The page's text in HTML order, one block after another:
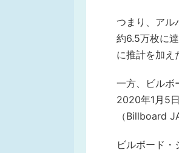
つまり、アル
約6.5万枚に
に推計を加え
一方、ビルボ
2020年1月5
（Billboard
ビルボード